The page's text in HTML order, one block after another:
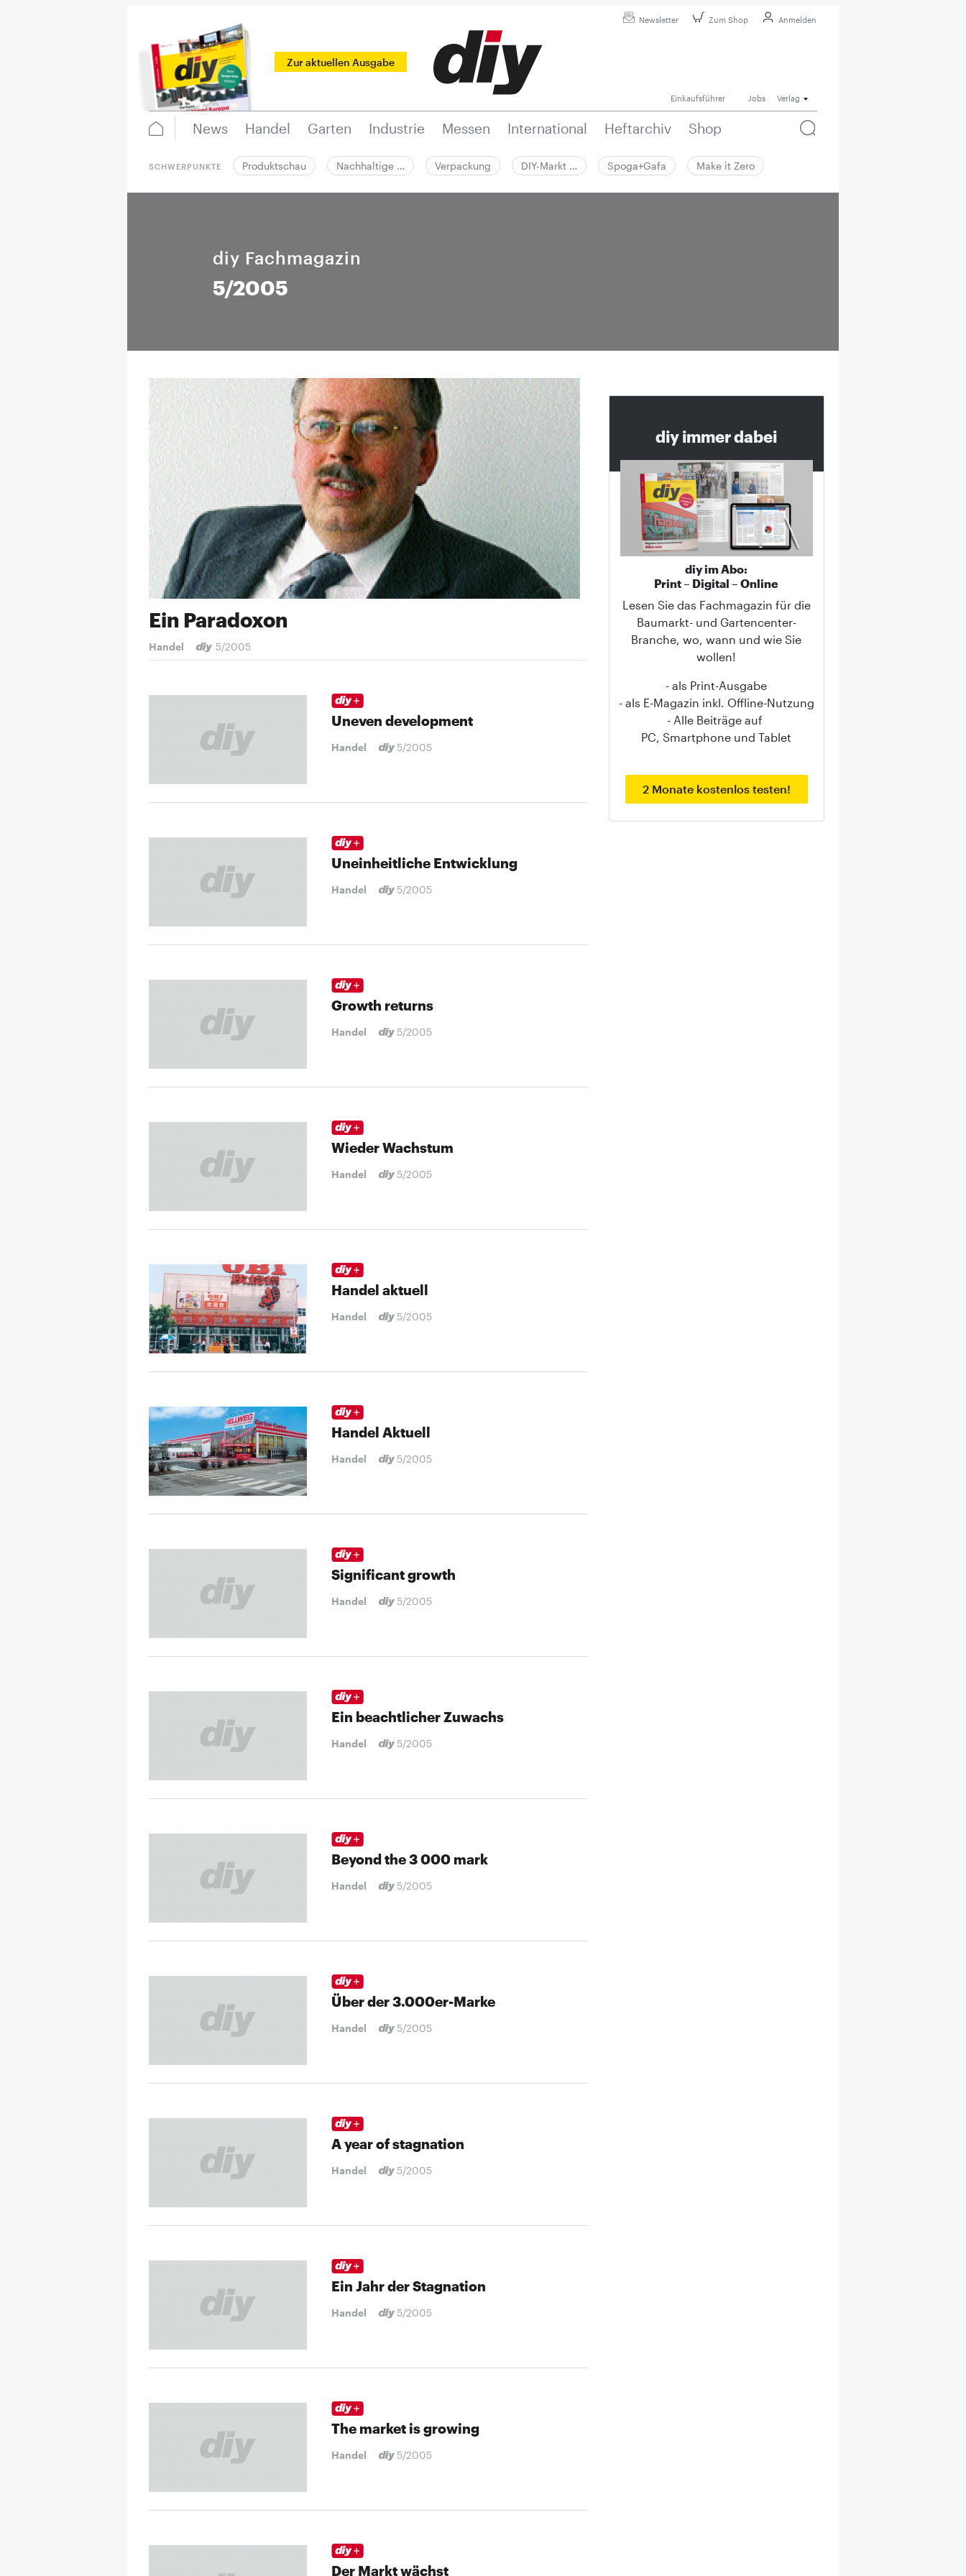
Newsletter Zum Shop Anmelden
Zur aktuellen Ausgabe
Einkaufsführer Jobs Verlag
News Handel Garten Industrie Messen International Heftarchiv Shop
SCHWERPUNKTE Produktschau Nachhaltige … Verpackung DIY-Markt … Spoga+Gafa Make it Zero
diy Fachmagazin
5/2005
Ein Paradoxon
Handel 5/2005
Uneven development
Handel 5/2005
Uneinheitliche Entwicklung
Handel 5/2005
Growth returns
Handel 5/2005
Wieder Wachstum
Handel 5/2005
Handel aktuell
Handel 5/2005
Handel Aktuell
Handel 5/2005
Significant growth
Handel 5/2005
Ein beachtlicher Zuwachs
Handel 5/2005
Beyond the 3 000 mark
Handel 5/2005
Über der 3.000er-Marke
Handel 5/2005
A year of stagnation
Handel 5/2005
Ein Jahr der Stagnation
Handel 5/2005
The market is growing
Handel 5/2005
Der Markt wächst
diy immer dabei
diy im Abo:
Print – Digital – Online
Lesen Sie das Fachmagazin für die
Baumarkt- und Gartencenter-
Branche, wo, wann und wie Sie
wollen!
- als Print-Ausgabe
- als E-Magazin inkl. Offline-Nutzung
- Alle Beiträge auf
PC, Smartphone und Tablet
2 Monate kostenlos testen!